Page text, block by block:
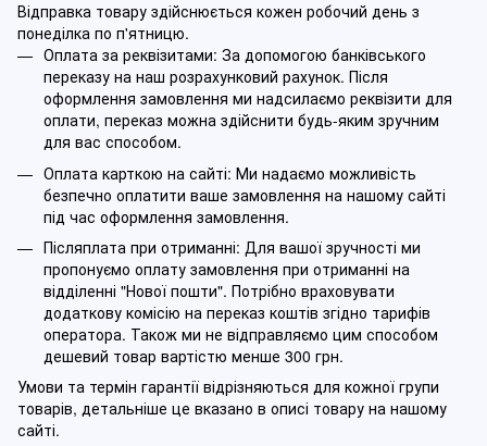
Відправка товару здійснюється кожен робочий день з
понеділка по п'ятницю.
Оплата за реквізитами: За допомогою банківського
переказу на наш розрахунковий рахунок. Після
оформлення замовлення ми надсилаємо реквізити для
оплати, переказ можна здійснити будь-яким зручним
для вас способом.
Оплата карткою на сайті: Ми надаємо можливість
безпечно оплатити ваше замовлення на нашому сайті
під час оформлення замовлення.
Післяплата при отриманні: Для вашої зручності ми
пропонуємо оплату замовлення при отриманні на
відділенні "Нової пошти". Потрібно враховувати
додаткову комісію на переказ коштів згідно тарифів
оператора. Також ми не відправляємо цим способом
дешевий товар вартістю менше 300 грн.
Умови та термін гарантії відрізняються для кожної групи
товарів, детальніше це вказано в описі товару на нашому
сайті.